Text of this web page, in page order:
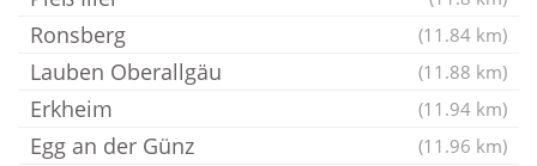
Ronsberg (11.84 km)
Lauben Oberallgäu (11.88 km)
Erkheim (11.94 km)
Egg an der Günz (11.96 km)